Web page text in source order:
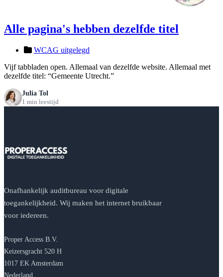
Alle pagina's hebben dezelfde titel
WCAG uitgelegd
Vijf tabbladen open. Allemaal van dezelfde website. Allemaal met
dezelfde titel: “Gemeente Utrecht.”
Julia Tol
1 min leestijd
Onafhankelijk auditbureau voor digitale
toegankelijkheid. Wij maken het internet bruikbaar
voor iedereen.
Proper Access B.V.
Keizersgracht 520 H
1017 EK Amsterdam
Nederland